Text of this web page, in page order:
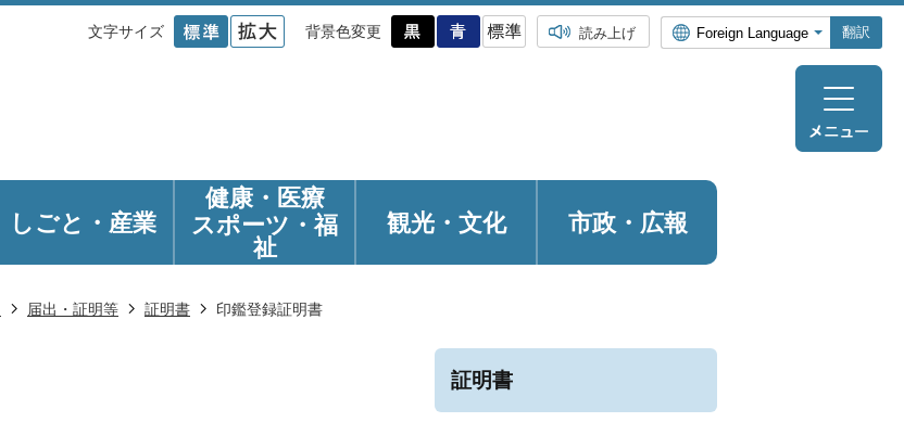
文字サイズ 背景色変更 読み上げ 翻訳
しごと・産業
健康・医療
スポーツ・福
祉
観光・ 文化 市政・広報
届出・証明等 証明書 印鑑登録証明書
証明書